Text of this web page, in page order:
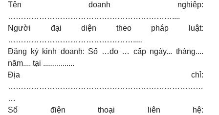
Tên doanh nghiệp:
………………………………………………………....
Người đại diện theo pháp luật:
………………………………………….....
Đăng ký kinh doanh: Số …do … cấp ngày... tháng....
năm.... tại ................
Địa chỉ:
…………………………………………………………………
…
Số điện thoại liên hệ: